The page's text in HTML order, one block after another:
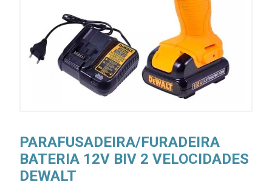
PARAFUSADEIRA/FURADEIRA
BATERIA 12V BIV 2 VELOCIDADES
DEWALT